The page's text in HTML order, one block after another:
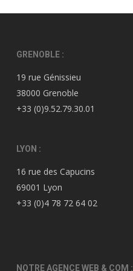
GRENOBLE :
19 rue Génissieu
38000 Grenoble
+33 (0)9.52.79.30.01
LYON :
16 rue des Capucins
69001 Lyon
+33 (0)4 78 72 64 02
NOTRE AGENCE WEB & COM :